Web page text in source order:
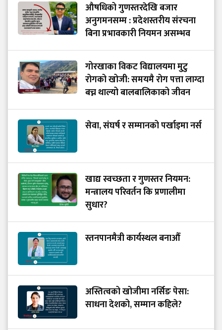
औषधिको गुणस्तरदेखि बजार
अनुगमनसम्म : प्रदेशस्तरीय संरचना
बिना प्रभावकारी नियमन असम्भव
गोरखाका विकट विद्यालयमा मुटु
रोगको खोजी: समयमै रोग पत्ता लाग्दा
बच्न थाल्यो बालबालिकाको जीवन
सेवा, संघर्ष र सम्मानको पर्खाइमा नर्स
खाद्य स्वच्छता र गुणस्तर नियमन:
मन्त्रालय परिवर्तन कि प्रणालीमा
सुधार?
स्तनपानमैत्री कार्यस्थल बनाऔँ
अस्तित्वको खोजीमा नर्सिङ पेसा:
साधना देशको, सम्मान कहिले?